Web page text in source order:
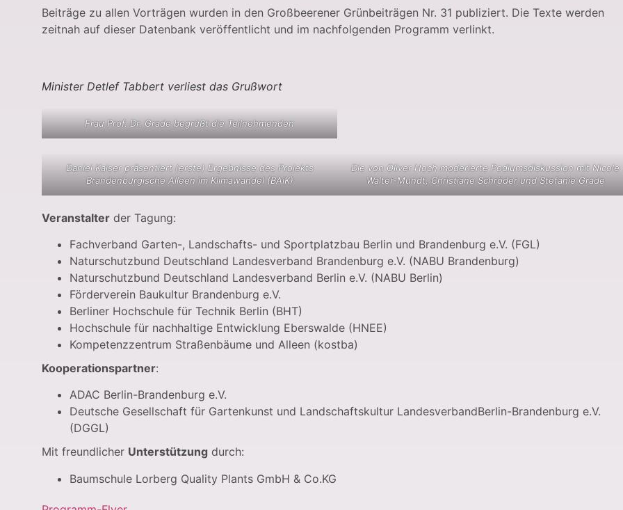
Beiträge zu allen Vorträgen wurden in den Großbeerener Grünbeiträgen Nr. 31 publiziert. Die Texte werden
zeitnah auf dieser Datenbank veröffentlicht und im nachfolgenden Programm verlinkt.
Minister Detlef Tabbert verliest das Grußwort
Frau Prof. Dr. Grade begrüßt die Teilnehmenden
Daniel Kaiser präsentiert (erste) Ergebnisse des Projekts
Brandenburgische Alleen im Klimawandel (BAiK)
Die von Oliver Hoch moderierte Podiumsdiskussion mit Nicole
Walter-Mundt, Christiane Schröder und Stefanie Grade
Veranstalter der Tagung:
Fachverband Garten-, Landschafts- und Sportplatzbau Berlin und Brandenburg e.V. (FGL)
Naturschutzbund Deutschland Landesverband Brandenburg e.V. (NABU Brandenburg)
Naturschutzbund Deutschland Landesverband Berlin e.V. (NABU Berlin)
Förderverein Baukultur Brandenburg e.V.
Berliner Hochschule für Technik Berlin (BHT)
Hochschule für nachhaltige Entwicklung Eberswalde (HNEE)
Kompetenzzentrum Straßenbäume und Alleen (kostba)
Kooperationspartner:
ADAC Berlin-Brandenburg e.V.
Deutsche Gesellschaft für Gartenkunst und Landschaftskultur LandesverbandBerlin-Brandenburg e.V.
(DGGL)
Mit freundlicher Unterstützung durch:
Baumschule Lorberg Quality Plants GmbH & Co.KG